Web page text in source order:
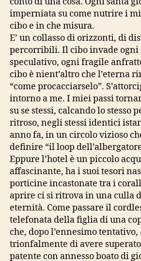
imperniata su come nutrire i
cibo e in che misura.
E’ un collasso di orizzonti, di
percorribili. Il cibo invade ogni
speculativo, ogni fragile
cibo è nient’altro che l’eterna
“come procacciarselo”.
intorno a me. I miei passi
su se stessi, calcando lo stesso
ritroso, negli stessi identici
anno fa, in un circolo vizioso
definire “il loop
Eppure l’hotel è un piccolo
affascinante, ha i suoi tesori
porticine incastonate tra i
aprire ci si ritrova in una culla
eternità. Come passare il
telefonata della figlia di una
che, dopo l’ennesimo
trionfalmente di avere superato
patente con annesso boato di